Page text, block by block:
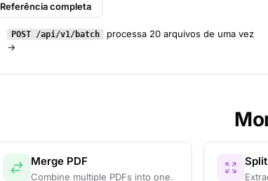
Referência completa
POST /api/v1/batch
processa 20 arquivos de uma vez
→
Merge PDF
Combine multiple PDFs into one.